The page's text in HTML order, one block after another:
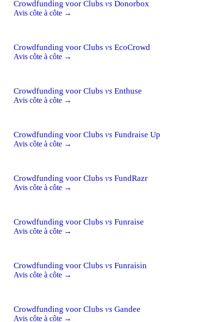
Crowdfunding voor Clubs vs Donorbox
Avis côte à côte →
Crowdfunding voor Clubs vs EcoCrowd
Avis côte à côte →
Crowdfunding voor Clubs vs Enthuse
Avis côte à côte →
Crowdfunding voor Clubs vs Fundraise Up
Avis côte à côte →
Crowdfunding voor Clubs vs FundRazr
Avis côte à côte →
Crowdfunding voor Clubs vs Funraise
Avis côte à côte →
Crowdfunding voor Clubs vs Funraisin
Avis côte à côte →
Crowdfunding voor Clubs vs Gandee
Avis côte à côte →